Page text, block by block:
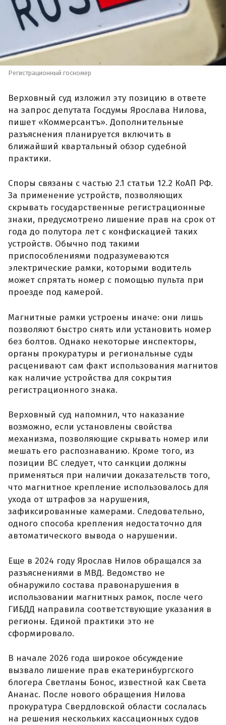
Регистрационный госномер
Верховный суд изложил эту позицию в ответе
на запрос депутата Госдумы Ярослава Нилова,
пишет «Коммерсантъ». Дополнительные
разъяснения планируется включить в
ближайший квартальный обзор судебной
практики.
Споры связаны с частью 2.1 статьи 12.2 КоАП РФ.
За применение устройств, позволяющих
скрывать государственные регистрационные
знаки, предусмотрено лишение прав на срок от
года до полутора лет с конфискацией таких
устройств. Обычно под такими
приспособлениями подразумеваются
электрические рамки, которыми водитель
может спрятать номер с помощью пульта при
проезде под камерой.
Магнитные рамки устроены иначе: они лишь
позволяют быстро снять или установить номер
без болтов. Однако некоторые инспекторы,
органы прокуратуры и региональные суды
расценивают сам факт использования магнитов
как наличие устройства для сокрытия
регистрационного знака.
Верховный суд напомнил, что наказание
возможно, если установлены свойства
механизма, позволяющие скрывать номер или
мешать его распознаванию. Кроме того, из
позиции ВС следует, что санкции должны
применяться при наличии доказательств того,
что магнитное крепление использовалось для
ухода от штрафов за нарушения,
зафиксированные камерами. Следовательно,
одного способа крепления недостаточно для
автоматического вывода о нарушении.
Еще в 2024 году Ярослав Нилов обращался за
разъяснениями в МВД. Ведомство не
обнаружило состава правонарушения в
использовании магнитных рамок, после чего
ГИБДД направила соответствующие указания в
регионы. Единой практики это не
сформировало.
В начале 2026 года широкое обсуждение
вызвало лишение прав екатеринбургского
блогера Светланы Бонос, известной как Света
Ананас. После нового обращения Нилова
прокуратура Свердловской области сослалась
на решения нескольких кассационных судов